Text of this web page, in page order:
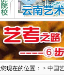
您现在的位置： > 中国